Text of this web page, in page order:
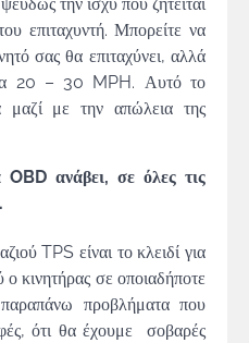
επιταχυντή. Μπορείτε να
σας θα επιταχύνει, αλλά
20 – 30 MPH. Αυτό το
μαζί με την απώλεια της
OBD ανάβει, σε όλες τις
TPS είναι το κλειδί για
ο κινητήρας σε οποιαδήποτε
προβλήματα που
ότι θα έχουμε σοβαρές